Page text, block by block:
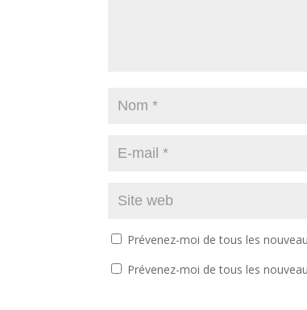
Prévenez-moi de tous les
Prévenez-moi de tous les